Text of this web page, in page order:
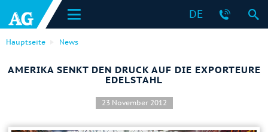
DE
Hauptseite News
AMERIKA SENKT DEN DRUCK AUF DIE EXPORTEURE
EDELSTAHL
23 November 2012